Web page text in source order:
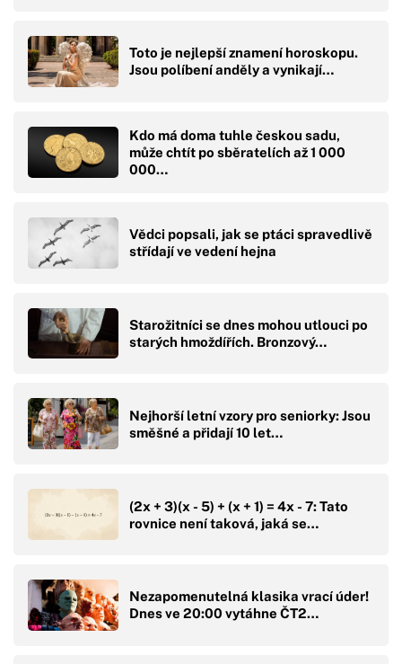
Toto je nejlepší znamení horoskopu.
Jsou políbení anděly a vynikají…
Kdo má doma tuhle českou sadu,
může chtít po sběratelích až 1 000
000…
Vědci popsali, jak se ptáci spravedlivě
střídají ve vedení hejna
Starožitníci se dnes mohou utlouci po
starých hmoždířích. Bronzový…
Nejhorší letní vzory pro seniorky: Jsou
směšné a přidají 10 let…
(2x + 3)(x - 5) + (x + 1) = 4x - 7: Tato
rovnice není taková, jaká se…
Nezapomenutelná klasika vrací úder!
Dnes ve 20:00 vytáhne ČT2…